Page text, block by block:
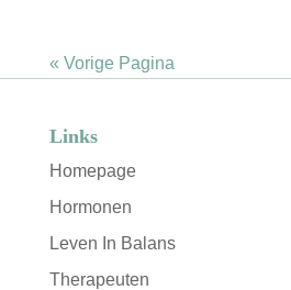
« Vorige Pagina
Links
Homepage
Hormonen
Leven In Balans
Therapeuten